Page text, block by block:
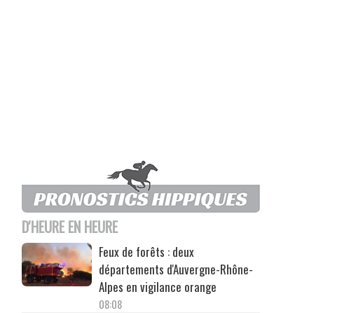
D'HEURE EN HEURE
Feux de forêts : deux
départements d'Auvergne-Rhône-
Alpes en vigilance orange
08:08